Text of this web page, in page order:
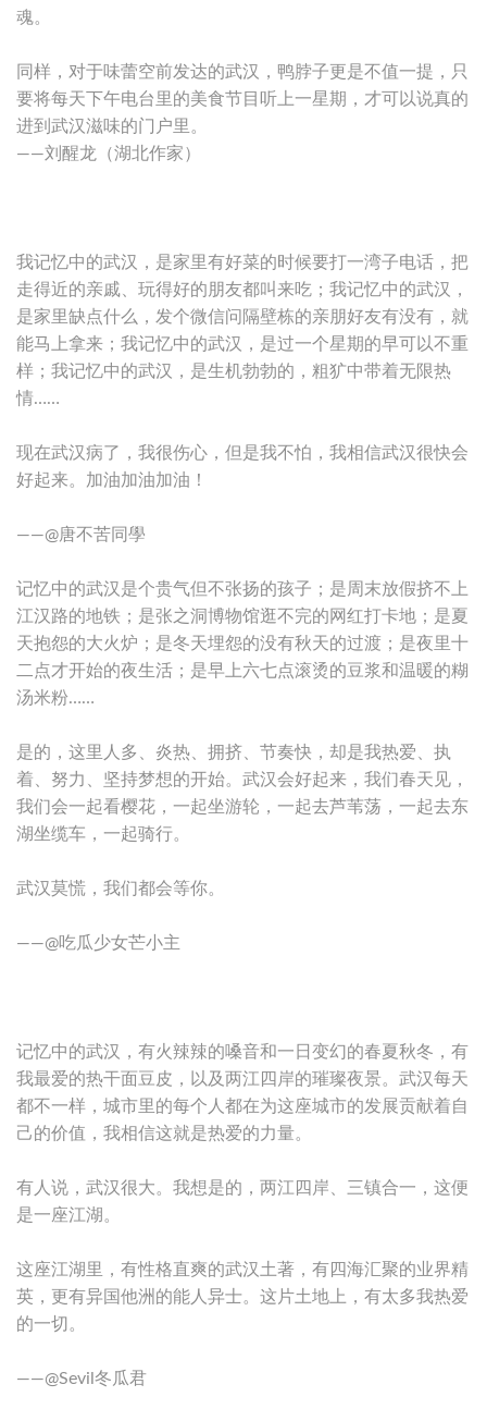
魂。
同样，对于味蕾空前发达的武汉，鸭脖子更是不值一提，只
要将每天下午电台里的美食节目听上一星期，才可以说真的
进到武汉滋味的门户里。
——刘醒龙（湖北作家）
我记忆中的武汉，是家里有好菜的时候要打一湾子电话，把
走得近的亲戚、玩得好的朋友都叫来吃；我记忆中的武汉，
是家里缺点什么，发个微信问隔壁栋的亲朋好友有没有，就
能马上拿来；我记忆中的武汉，是过一个星期的早可以不重
样；我记忆中的武汉，是生机勃勃的，粗犷中带着无限热
情……
现在武汉病了，我很伤心，但是我不怕，我相信武汉很快会
好起来。加油加油加油！
——@唐不苦同學
记忆中的武汉是个贵气但不张扬的孩子；是周末放假挤不上
江汉路的地铁；是张之洞博物馆逛不完的网红打卡地；是夏
天抱怨的大火炉；是冬天埋怨的没有秋天的过渡；是夜里十
二点才开始的夜生活；是早上六七点滚烫的豆浆和温暖的糊
汤米粉……
是的，这里人多、炎热、拥挤、节奏快，却是我热爱、执
着、努力、坚持梦想的开始。武汉会好起来，我们春天见，
我们会一起看樱花，一起坐游轮，一起去芦苇荡，一起去东
湖坐缆车，一起骑行。
武汉莫慌，我们都会等你。
——@吃瓜少女芒小主
记忆中的武汉，有火辣辣的嗓音和一日变幻的春夏秋冬，有
我最爱的热干面豆皮，以及两江四岸的璀璨夜景。武汉每天
都不一样，城市里的每个人都在为这座城市的发展贡献着自
己的价值，我相信这就是热爱的力量。
有人说，武汉很大。我想是的，两江四岸、三镇合一，这便
是一座江湖。
这座江湖里，有性格直爽的武汉土著，有四海汇聚的业界精
英，更有异国他洲的能人异士。这片土地上，有太多我热爱
的一切。
——@Sevil冬瓜君